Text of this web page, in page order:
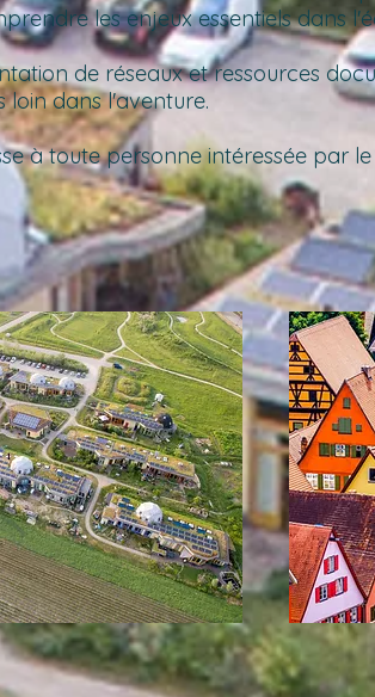
les enjeux essentiels dans
de réseaux et ressources
dans l'aventure.
à toute personne intéressée par